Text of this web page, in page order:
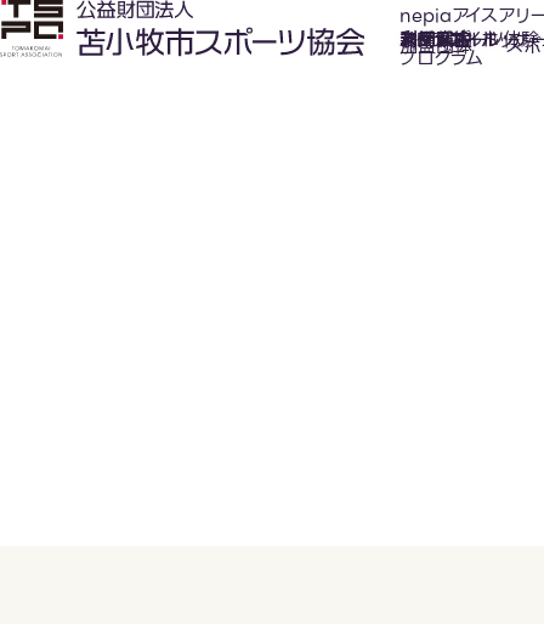
nepiaアイスアリ
氷上スポーツ体験
プログラム
お知らせ
スケジュール
フロアガイド
利用案内
利用料金
カジュアルホッケ
アクセス
加盟団体 ス